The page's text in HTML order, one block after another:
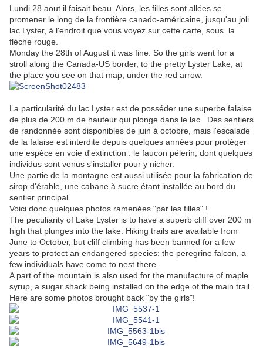
Lundi 28 aout il faisait beau. Alors, les filles sont allées se
promener le long de la frontière canado-américaine, jusqu'au joli
lac Lyster, à l'endroit que vous voyez sur cette carte, sous la
flèche rouge.
Monday the 28th of August it was fine. So the girls went for a
stroll along the Canada-US border, to the pretty Lyster Lake, at
the place you see on that map, under the red arrow.
La particularité du lac Lyster est de posséder une superbe falaise
de plus de 200 m de hauteur qui plonge dans le lac. Des sentiers
de randonnée sont disponibles de juin à octobre, mais l'escalade
de la falaise est interdite depuis quelques années pour protéger
une espèce en voie d'extinction : le faucon pélerin, dont quelques
individus sont venus s'installer pour y nicher.
Une partie de la montagne est aussi utilisée pour la fabrication de
sirop d'érable, une cabane à sucre étant installée au bord du
sentier principal.
Voici donc quelques photos ramenées "par les filles" !
The peculiarity of Lake Lyster is to have a superb cliff over 200 m
high that plunges into the lake. Hiking trails are available from
June to October, but cliff climbing has been banned for a few
years to protect an endangered species: the peregrine falcon, a
few individuals have come to nest there.
A part of the mountain is also used for the manufacture of maple
syrup, a sugar shack being installed on the edge of the main trail.
Here are some photos brought back "by the girls"!